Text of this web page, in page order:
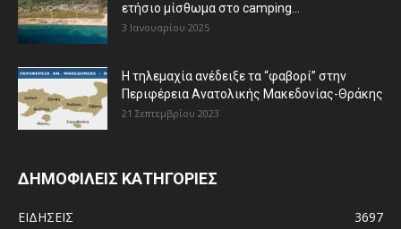
ετήσιο μίσθωμα στο camping...
3 Ιανουαρίου 2025
Η τηλεμαχία ανέδειξε τα “φαβορί” στην
Περιφέρεια Ανατολικής Μακεδονίας-Θράκης
21 Σεπτεμβρίου 2023
ΔΗΜΟΦΙΛΕΙΣ ΚΑΤΗΓΟΡΙΕΣ
ΕΙΔΗΣΕΙΣ
3697